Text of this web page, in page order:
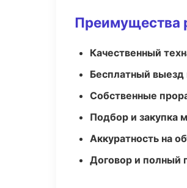
Преимущества
Качественный
Бесплатный выезд
Собственные
Подбор и закупка
Аккуратность на
Договор и полный